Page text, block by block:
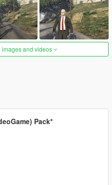
images and videos
Pack*